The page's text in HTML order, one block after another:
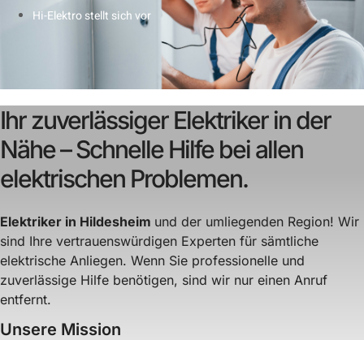
Hi-Elektro stellt sich vor
Ihr zuverlässiger Elektriker in der
Nähe – Schnelle Hilfe bei allen
elektrischen Problemen.
Elektriker in Hildesheim und der umliegenden Region! Wir
sind Ihre vertrauenswürdigen Experten für sämtliche
elektrische Anliegen. Wenn Sie professionelle und
zuverlässige Hilfe benötigen, sind wir nur einen Anruf
entfernt.
Unsere Mission